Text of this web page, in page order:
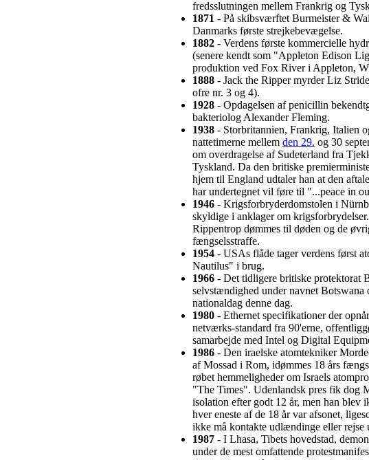
fredsslutningen mellem Frankrig og
1871 - På skibsværftet Burmeister &
Danmarks første strejkebevægelse.
1882 - Verdens første kommercielle
(senere kendt som "Appleton Edison
produktion ved Fox River i Appleton,
1888 - Jack the Ripper myrder Liz
ofre nr. 3 og 4).
1928 - Opdagelsen af penicillin
bakteriolog Alexander Fleming.
1938 - Storbritannien, Frankrig, Italien
nattetimerne mellem den 29. og 30
om overdragelse af Sudeterland fra
Tyskland. Da den britiske
hjem til England udtaler han at den
har undertegnet vil føre til "...peace in
1946 - Krigsforbryderdomstolen i
skyldige i anklager om
Rippentrop dømmes til døden og de
fængselsstraffe.
1954 - USAs flåde tager verdens først
Nautilus" i brug.
1966 - Det tidligere britiske protektorat
selvstændighed under navnet Botswana
nationaldag denne dag.
1980 - Ethernet specifikationer der
netværks-standard fra 90'erne,
samarbejde med Intel og Digital
1986 - Den iraelske atomtekniker
af Mossad i Rom, idømmes 18 års
røbet hemmeligheder om Israels
"The Times". Udenlandsk pres fik dog
isolation efter godt 12 år, men han blev
hver eneste af de 18 år var afsonet,
ikke må kontakte udlændinge eller rejse
1987 - I Lhasa, Tibets hovedstad,
under de mest omfattende